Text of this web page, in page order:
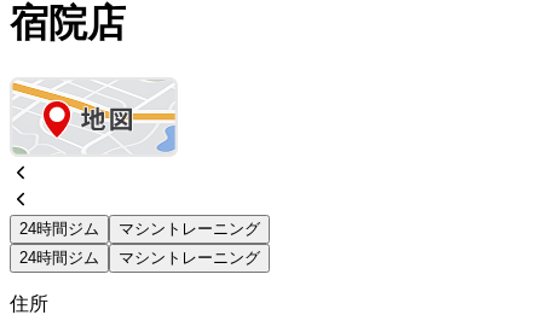
宿院店
24時間ジム
マシントレーニング
24時間ジム
マシントレーニング
住所